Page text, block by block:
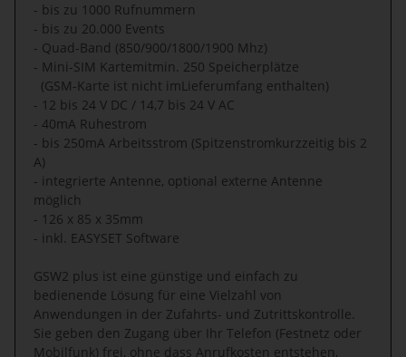
- bis zu 1000 Rufnummern
- bis zu 20.000 Events
- Quad-Band (850/900/1800/1900 Mhz)
- Mini-SIM Kartemitmin. 250 Speicherplätze
(GSM-Karte ist nicht imLieferumfang enthalten)
- 12 bis 24 V DC / 14,7 bis 24 V AC
- 40mA Ruhestrom
- bis 250mA Arbeitsstrom (Spitzenstromkurzzeitig bis 2
A)
- integrierte Antenne, optional externe Antenne
möglich
- 126 x 85 x 35mm
- inkl. EASYSET Software
GSW2 plus ist eine günstige und einfach zu
bedienende Lösung für eine Vielzahl von
Anwendungen in der Zufahrts- und Zutrittskontrolle.
Sie geben den Zugang über Ihr Telefon (Festnetz oder
Mobilfunk) frei, ohne dass Anrufkosten entstehen,